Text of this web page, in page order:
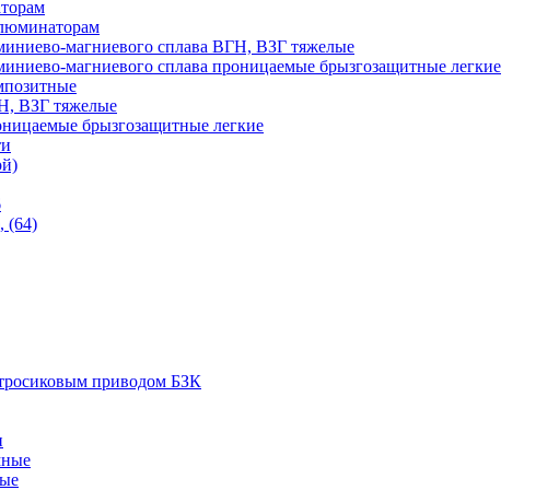
магниевого сплава ВГН, ВЗГ тяжелые
магниевого сплава проницаемые брызгозащитные легкие
ВЗГ тяжелые
брызгозащитные легкие
(64)
приводом БЗК